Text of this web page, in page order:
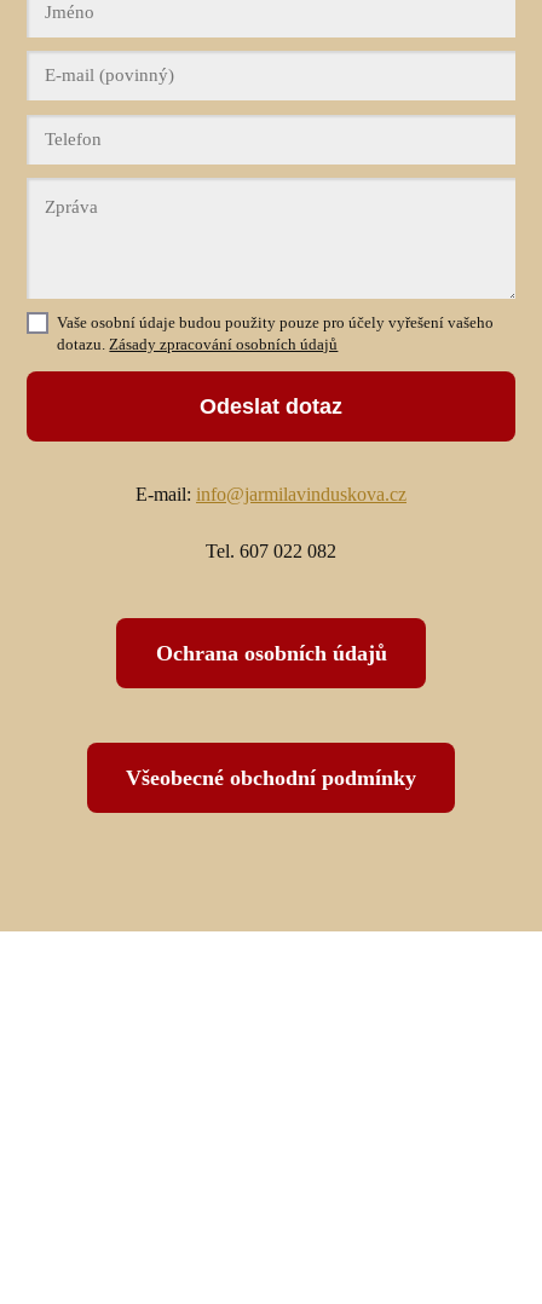
Vaše osobní údaje budou použity pouze pro účely vyřešení vašeho
dotazu. Zásady zpracování osobních údajů
Odeslat dotaz
E-mail: info@jarmilavinduskova.cz
Tel. 607 022 082
Ochrana osobních údajů
Všeobecné obchodní podmínky